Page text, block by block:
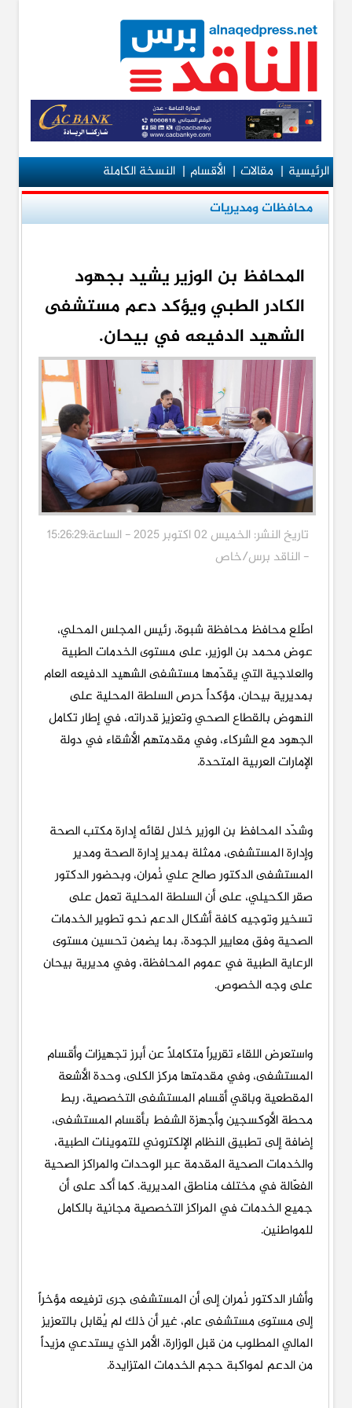
الرئيسية|مقالات|الأقسام|النسخة الكاملة
محافظات ومديريات
المحافظ بن الوزير يشيد بجهود
الكادر الطبي ويؤكد دعم مستشفى
الشهيد الدفيعه في بيحان.
تاريخ النشر: الخميس 02 اكتوبر 2025 - الساعة:15:26:29
- الناقد برس/خاص
اطّلع محافظ محافظة شبوة، رئيس المجلس المحلي،
عوض محمد بن الوزير، على مستوى الخدمات الطبية
والعلاجية التي يقدّمها مستشفى الشهيد الدفيعه العام
بمديرية بيحان، مؤكداً حرص السلطة المحلية على
النهوض بالقطاع الصحي وتعزيز قدراته، في إطار تكامل
الجهود مع الشركاء، وفي مقدمتهم الأشقاء في دولة
الإمارات العربية المتحدة.
وشدّد المحافظ بن الوزير خلال لقائه إدارة مكتب الصحة
وإدارة المستشفى، ممثلة بمدير إدارة الصحة ومدير
المستشفى الدكتور صالح علي نُمران، وبحضور الدكتور
صقر الكحيلي، على أن السلطة المحلية تعمل على
تسخير وتوجيه كافة أشكال الدعم نحو تطوير الخدمات
الصحية وفق معايير الجودة، بما يضمن تحسين مستوى
الرعاية الطبية في عموم المحافظة، وفي مديرية بيحان
على وجه الخصوص.
واستعرض اللقاء تقريراً متكاملاً عن أبرز تجهيزات وأقسام
المستشفى، وفي مقدمتها مركز الكلى، وحدة الأشعة
المقطعية وباقي أقسام المستشفى التخصصية، ربط
محطة الأوكسجين وأجهزة الشفط بأقسام المستشفى،
إضافة إلى تطبيق النظام الإلكتروني للتموينات الطبية،
والخدمات الصحية المقدمة عبر الوحدات والمراكز الصحية
الفعّالة في مختلف مناطق المديرية. كما أكد على أن
جميع الخدمات في المراكز التخصصية مجانية بالكامل
للمواطنين.
وأشار الدكتور نُمران إلى أن المستشفى جرى ترفيعه مؤخراً
إلى مستوى مستشفى عام، غير أن ذلك لم يُقابل بالتعزيز
المالي المطلوب من قبل الوزارة، الأمر الذي يستدعي مزيداً
من الدعم لمواكبة حجم الخدمات المتزايدة.